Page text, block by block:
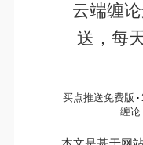
云端缠
送，每
买点推送免费版
缠论